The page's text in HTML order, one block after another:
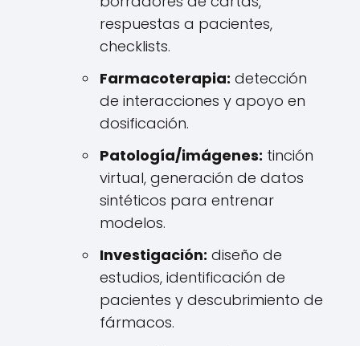
respuestas a pacientes,
checklists.
Farmacoterapia: detección
de interacciones y apoyo en
dosificación.
Patología/imágenes: tinción
virtual, generación de datos
sintéticos para entrenar
modelos.
Investigación: diseño de
estudios, identificación de
pacientes y descubrimiento de
fármacos.